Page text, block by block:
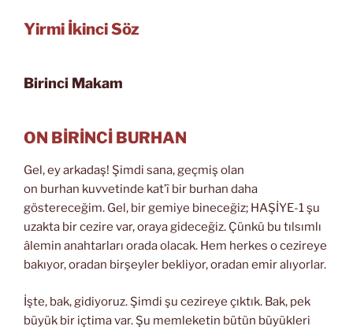
Yirmi İkinci Söz
Birinci Makam
ON BİRİNCİ BURHAN
Gel, ey arkadaş! Şimdi sana, geçmiş olan
on burhan kuvvetinde kat’î bir burhan daha
göstereceğim. Gel, bir gemiye bineceğiz; HAŞİYE-1 şu
uzakta bir cezire var, oraya gideceğiz. Çünkü bu tılsımlı
âlemin anahtarları orada olacak. Hem herkes o cezireye
bakıyor, oradan birşeyler bekliyor, oradan emir alıyorlar.
İşte, bak, gidiyoruz. Şimdi şu cezireye çıktık. Bak, pek
büyük bir içtima var. Şu memleketin bütün büyükleri